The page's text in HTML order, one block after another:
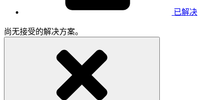
已解决
尚无接受的解决方案。